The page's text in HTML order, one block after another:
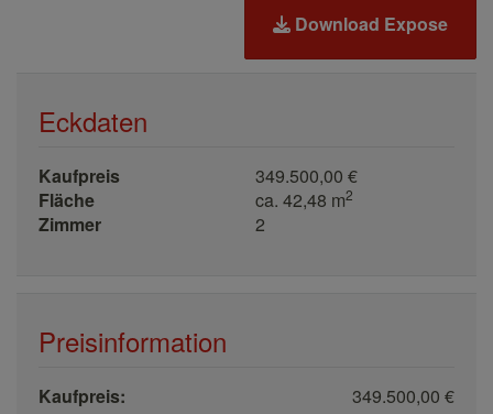
Download Expose
Eckdaten
Kaufpreis
349.500,00 €
Fläche
ca. 42,48 m2
Zimmer 2
Preisinformation
Kaufpreis: 349.500,00 €